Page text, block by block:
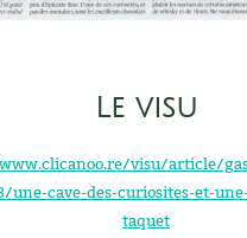
Le visu
visu/article/
une-cave-des-curiosites-et-
taquet